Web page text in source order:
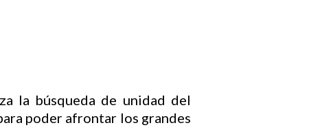
la búsqueda de unidad del
poder afrontar los grandes